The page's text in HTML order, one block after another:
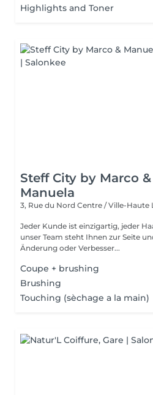
Highlights and Toner
Steff City by Marco &
Manuela
3, Rue du Nord Centre / Ville-Haute
Jeder Kunde ist einzigartig, jeder
unser Team steht Ihnen zur Seite
Änderung oder Verbesser...
Coupe + brushing
Brushing
Touching (sèchage a la main)